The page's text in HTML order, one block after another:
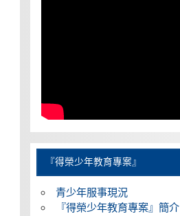
『得榮少年教育專案』
青少年服事現況
『得榮少年教育專案』簡介